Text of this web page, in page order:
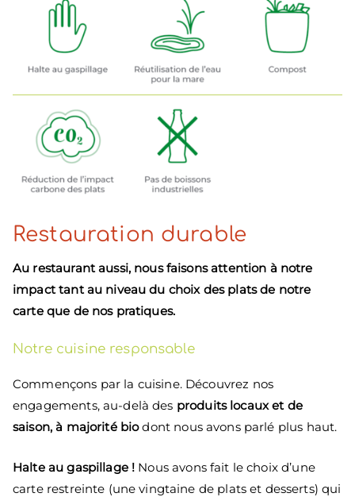
Restauration durable
Au restaurant aussi, nous faisons attention à notre
impact tant au niveau du choix des plats de notre
carte que de nos pratiques.
Notre cuisine responsable
Commençons par la cuisine. Découvrez nos
engagements, au-delà des produits locaux et de
saison, à majorité biodont nous avons parlé plus haut.
Halte au gaspillage ! Nous avons fait le choix d’une
carte restreinte (une vingtaine de plats et desserts) qui